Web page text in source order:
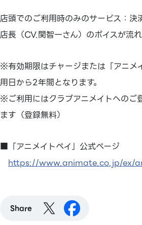
店頭でのご利用時のみのサービス：決
店長（CV.関智一さん）のボイスが流れ
※有効期限はチャージまたは「アニメ
用日から2年間となります。
※ご利用にはクラブアニメイトへのご
ます（登録無料）
■「アニメイトペイ」公式ページ
https://www.animate.co.jp/ex/
Share